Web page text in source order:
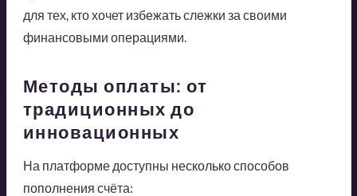
для тех, кто хочет избежать слежки за своими
финансовыми операциями.
Методы оплаты: от
традиционных до
инновационных
На платформе доступны несколько способов
пополнения счёта: